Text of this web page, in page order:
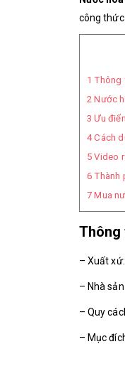
công
1 Thông
2 Nước
3 Ưu
4Cách
5 Video
6 Thành
7 Mua
Thông
– Xuất xứ:
– Nhà
– Quy
– Mục